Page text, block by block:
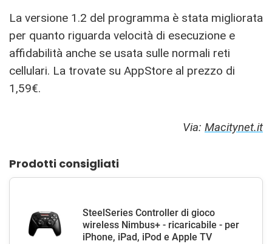
La versione 1.2 del programma è stata migliorata
per quanto riguarda velocità di esecuzione e
affidabilità anche se usata sulle normali reti
cellulari. La trovate su AppStore al prezzo di
1,59€.
Via: Macitynet.it
Prodotti consigliati
SteelSeries Controller di gioco
wireless Nimbus+ - ricaricabile - per
iPhone, iPad, iPod e Apple TV